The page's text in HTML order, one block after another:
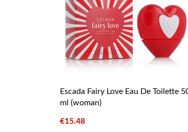
Escada Fairy Love Eau De Toilette
ml (woman)
€15.48